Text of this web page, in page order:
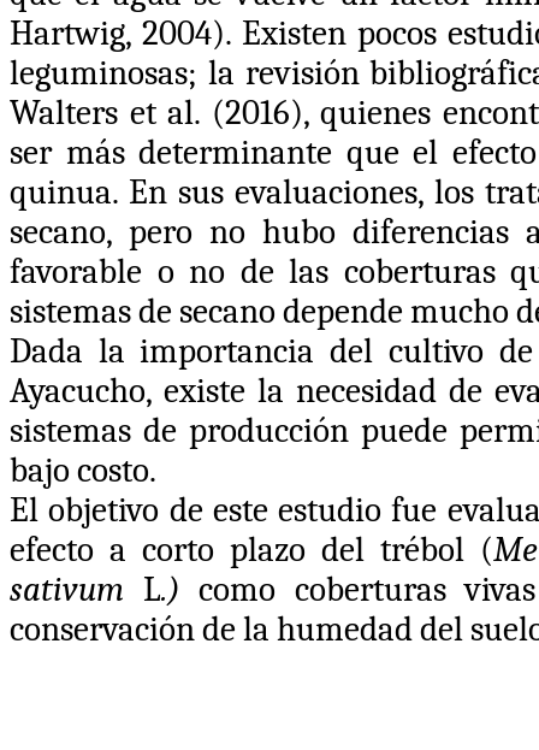
Hartwig, 2004). Existen pocos
leguminosas; la revisión
Walters et al. (2016), quienes
ser más determinante que el
quinua. En sus evaluaciones, los
secano, pero no hubo diferencias
favorable o no de las coberturas
sistemas de secano depende mucho
Dada la importancia del cultivo
Ayacucho, existe la necesidad de
sistemas de producción puede
bajo costo.
El objetivo de este estudio fue
efecto a corto plazo del trébol (
sativum L.) como coberturas
conservación de la humedad del